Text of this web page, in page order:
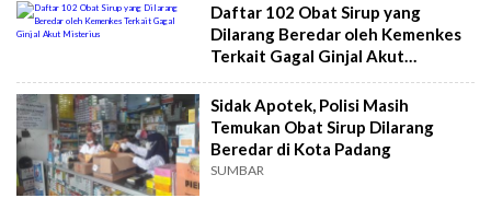
Daftar 102 Obat Sirup yang
Dilarang Beredar oleh Kemenkes
Terkait Gagal Ginjal Akut
Misterius
Sidak Apotek, Polisi Masih
Temukan Obat Sirup Dilarang
Beredar di Kota Padang
SUMBAR